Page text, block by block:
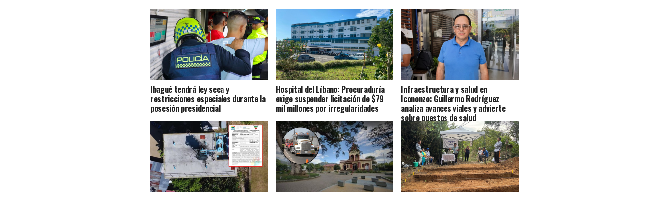
Ibagué tendrá ley seca y
restricciones especiales durante la
posesión presidencial
Hospital del Líbano: Procuraduría
exige suspender licitación de $79
mil millones por irregularidades
Infraestructura y salud en
Icononzo: Guillermo Rodríguez
analiza avances viales y advierte
sobre puestos de salud